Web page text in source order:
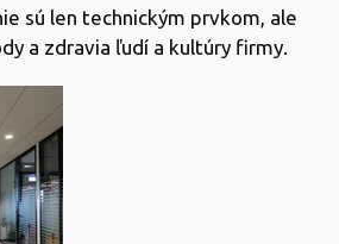
sú len technickým prvkom, ale
a zdravia ľudí a kultúry firmy.